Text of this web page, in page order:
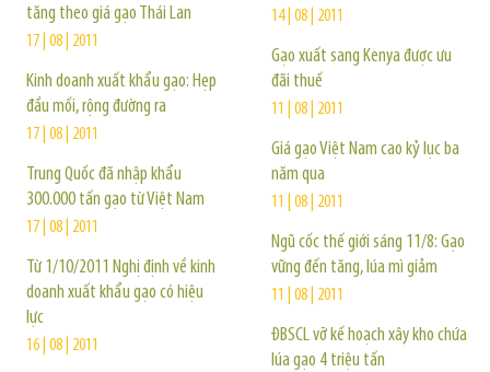
tăng theo giá gạo Thái Lan
17 | 08 | 2011
Kinh doanh xuất khẩu gạo: Hẹp
đầu mối, rộng đường ra
17 | 08 | 2011
Trung Quốc đã nhập khẩu
300.000 tấn gạo từ Việt Nam
17 | 08 | 2011
Từ 1/10/2011 Nghị định về kinh
doanh xuất khẩu gạo có hiệu
lực
16 | 08 | 2011
14 | 08 | 2011
Gạo xuất sang Kenya được ưu
đãi thuế
11 | 08 | 2011
Giá gạo Việt Nam cao kỷ lục ba
năm qua
11 | 08 | 2011
Ngũ cốc thế giới sáng 11/8: Gạo
vững đến tăng, lúa mì giảm
11 | 08 | 2011
ĐBSCL vỡ kế hoạch xây kho chứa
lúa gạo 4 triệu tấn